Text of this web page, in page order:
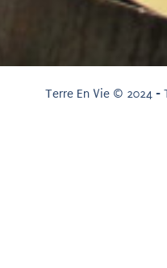
Terre En Vie © 2024 -